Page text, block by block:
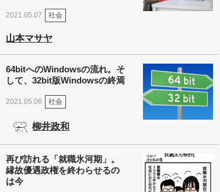
2021.05.07 社会
山本マサヤ
64bitへのWindowsの流れ。そ
して、32bit版Windowsの終焉
2021.05.06 社会
柳井政和
再び訪れる「就職氷河期」。
縁故優遇政権を終わらせるの
は今